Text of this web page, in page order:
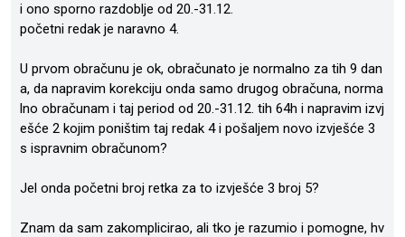
i ono sporno razdoblje od 20.-31.12.
početni redak je naravno 4.
U prvom obračunu je ok, obračunato je normalno za tih 9 dan
a, da napravim korekciju onda samo drugog obračuna, norma
lno obračunam i taj period od 20.-31.12. tih 64h i napravim izvj
ešće 2 kojim poništim taj redak 4 i pošaljem novo izvješće 3
s ispravnim obračunom?
Jel onda početni broj retka za to izvješće 3 broj 5?
Znam da sam zakomplicirao, ali tko je razumio i pomogne, hv